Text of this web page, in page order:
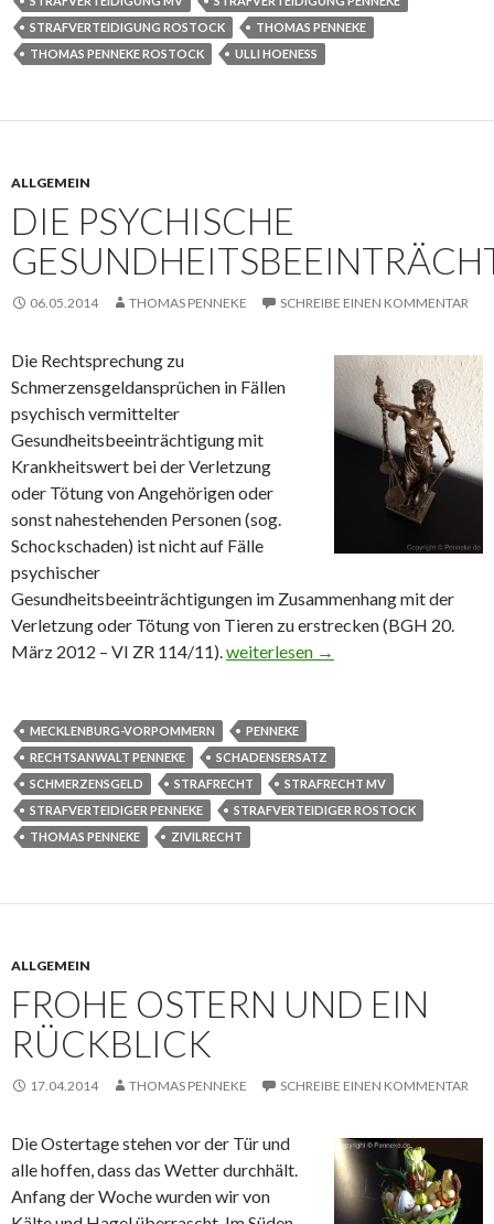
STRAFVERTEIDIGUNG ROSTOCK
THOMAS PENNEKE
THOMAS PENNEKE ROSTOCK
ULLI HOENESS
ALLGEMEIN
DIE PSYCHISCHE
06.05.2014 THOMAS PENNEKE SCHREIBE EINEN KOMMENTAR
Die Rechtsprechung zu
Schmerzensgeldansprüchen in Fällen
psychisch vermittelter
Gesundheitsbeeinträchtigung mit
Krankheitswert bei der Verletzung
oder Tötung von Angehörigen oder
sonst nahestehenden Personen (sog.
Schockschaden) ist nicht auf Fälle
psychischer
Gesundheitsbeeinträchtigungen im Zusammenhang mit der
Verletzung oder Tötung von Tieren zu erstrecken (BGH 20.
März 2012 – VI ZR 114/11).Die psychische
weiterlesen →
MECKLENBURG-VORPOMMERN
PENNEKE
RECHTSANWALT PENNEKE
SCHADENSERSATZ
SCHMERZENSGELD
STRAFRECHT
STRAFRECHT MV
STRAFVERTEIDIGER PENNEKE
STRAFVERTEIDIGER ROSTOCK
THOMAS PENNEKE
ZIVILRECHT
ALLGEMEIN
FROHE OSTERN UND EIN
RÜCKBLICK
17.04.2014 THOMAS PENNEKE SCHREIBE EINEN KOMMENTAR
Die Ostertage stehen vor der Tür und
alle hoffen, dass das Wetter durchhält.
Anfang der Woche wurden wir von